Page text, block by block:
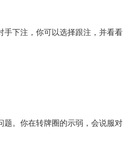
下注，你可以选择跟注，并看看
题。你在转牌圈的示弱，会说服对